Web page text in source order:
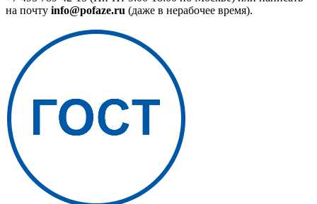
на почту info@pofaze.ru (даже в нерабочее время).